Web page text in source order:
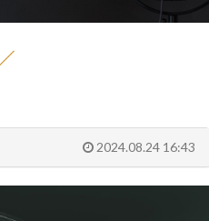
2024.08.24 16:43